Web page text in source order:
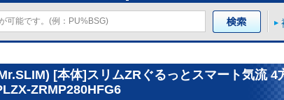
[本体]スリムZRぐるっとスマート気流 4
ZRMP280HFG6